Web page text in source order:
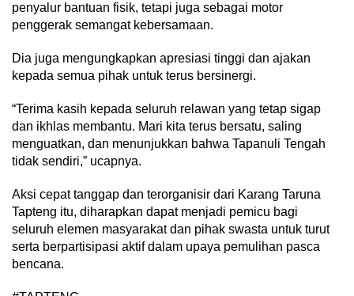
penyalur bantuan fisik, tetapi juga sebagai motor
penggerak semangat kebersamaan.
Dia juga mengungkapkan apresiasi tinggi dan ajakan
kepada semua pihak untuk terus bersinergi.
“Terima kasih kepada seluruh relawan yang tetap sigap
dan ikhlas membantu. Mari kita terus bersatu, saling
menguatkan, dan menunjukkan bahwa Tapanuli Tengah
tidak sendiri,” ucapnya.
Aksi cepat tanggap dan terorganisir dari Karang Taruna
Tapteng itu, diharapkan dapat menjadi pemicu bagi
seluruh elemen masyarakat dan pihak swasta untuk turut
serta berpartisipasi aktif dalam upaya pemulihan pasca
bencana.